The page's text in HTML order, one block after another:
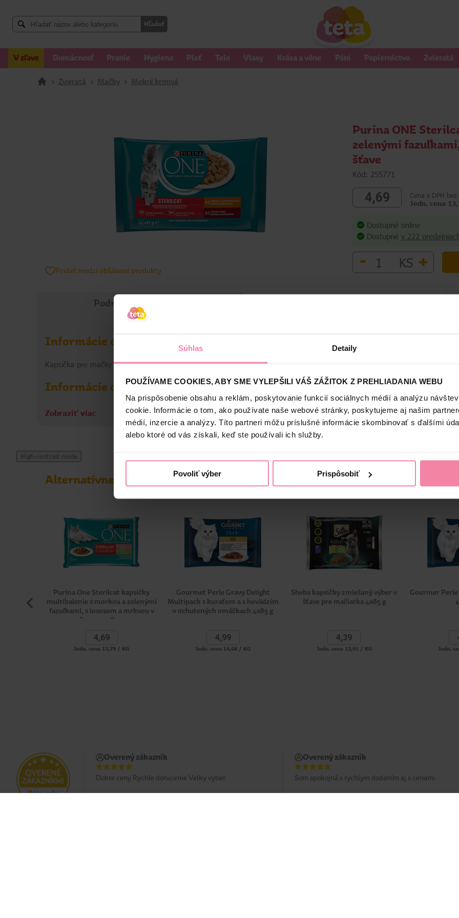
Súhlas Detaily
POUŽÍVAME COOKIES, ABY SME VYLEPŠILI VÁŠ ZÁŽITOK Z PREHLIADANIA WEBU
Na prispôsobenie obsahu a reklám, poskytovanie funkcií sociálnych médií a analýzu
cookie. Informácie o tom, ako používate naše webové stránky, poskytujeme aj našim
médií, inzercie a analýzy. Títo partneri môžu príslušné informácie skombinovať s ďalšími
alebo ktoré od vás získali, keď ste používali ich služby.
Povoliť výber Prispôsobiť
Hľadať
V zľave Domácnosť Pranie Hygiena Pleť Telo Vlasy Krása a vône Páni Papierníctvo Zvieratá
> Zvieratá > Mačky > Mokré krmivá
Pridať medzi obľúbené produkty
Purina ONE
zelenými
šťave
Kód: 255771
4,69
Cena s DPH
Jedn. cena
Dostupné online
Dostupné v 222
- KS +
Podrobné informácie
Informácie o výrobku
Kapsička pre mačky – určená pre kastrované dospelé mačky všetkých plemien, hovädzia a kuracia príchuť, bez konzervantov
Informácie o výrobcovi
NEP
Zobraziť viac
High-contrast mode
Alternatívne produkty
Purina One Sterilcat kapsičky
multibalenie s morkou a zelenými
fazuľkami, s lososom a mrkvou v
štave, 4 x 85 g
4,69
Jedn. cena 13,79 / KG
Gourmet Perle Gravy Delight
Multipack s kuraťom a s hovädzím
v ochutených omáčkach 4x85 g
4,99
Jedn. cena 14,68 / KG
Sheba kapsičky zmiešaný výber v
šťave pre mačiatka 4x85 g
4,39
Jedn. cena 12,91 / KG
Gourmer
Jedn.
Overený zákazník
Dobre ceny Rychle dorucenie Velky vyber
Overený zákazník
Som spokojná s rychlym dodaním aj s cenami